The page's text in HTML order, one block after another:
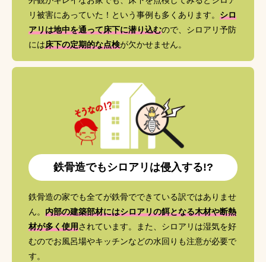
リ被害にあっていた！という事例も多くあります。 シロ
アリは地中を通って床下に潜り込むので、シロアリ予防
には床下の定期的な点検が欠かせません。
鉄骨造でもシロアリは侵入する!?
鉄骨造の家でも全てが鉄骨でできている訳ではありませ
ん。 内部の建築部材にはシロアリの餌となる木材や断熱
材が多く使用されています。また、シロアリは湿気を好
むのでお風呂場やキッチンなどの水回りも注意が必要で
す。